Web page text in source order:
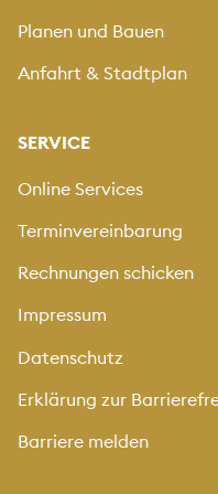
Mit Drag & Drop
Vorschau
Weitere Fotos
Laden sie Fotos mit
"image/png".
Planen und Bauen
Anfahrt & Stadtplan
SERVICE
Online Services
Terminvereinbarung
Rechnungen schicken
Impressum
Datenschutz
Erklärung zur
Barriere melden